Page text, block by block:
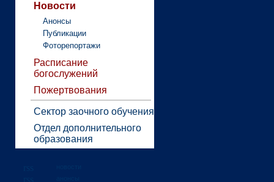
Новости
Анонсы
Публикации
Фоторепортажи
Расписание
богослужений
Пожертвования
Сектор заочного обучения
Отдел дополнительного
образования